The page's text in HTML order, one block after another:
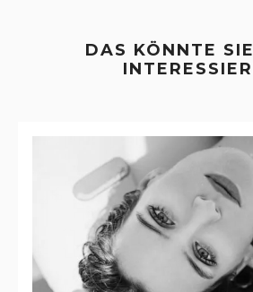
DAS KÖNNTE